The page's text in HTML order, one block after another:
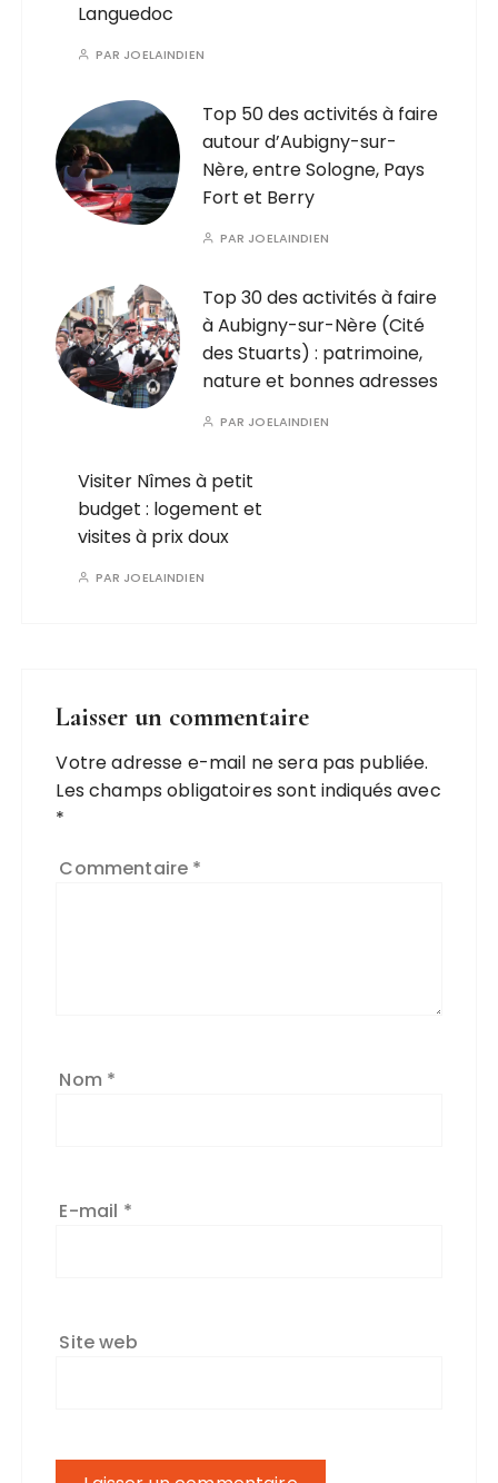
Languedoc
PAR JOELAINDIEN
Top 50 des activités à faire
autour d’Aubigny-sur-
Nère, entre Sologne, Pays
Fort et Berry
PAR JOELAINDIEN
Top 30 des activités à faire
à Aubigny-sur-Nère (Cité
des Stuarts) : patrimoine,
nature et bonnes adresses
PAR JOELAINDIEN
Visiter Nîmes à petit
budget : logement et
visites à prix doux
PAR JOELAINDIEN
Laisser un commentaire
Votre adresse e-mail ne sera pas publiée.
Les champs obligatoires sont indiqués avec
*
Commentaire *
Nom *
E-mail *
Site web